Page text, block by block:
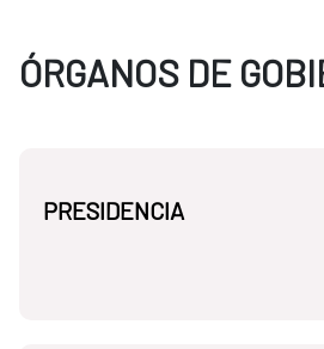
ÓRGANOS DE
PRESIDENCIA